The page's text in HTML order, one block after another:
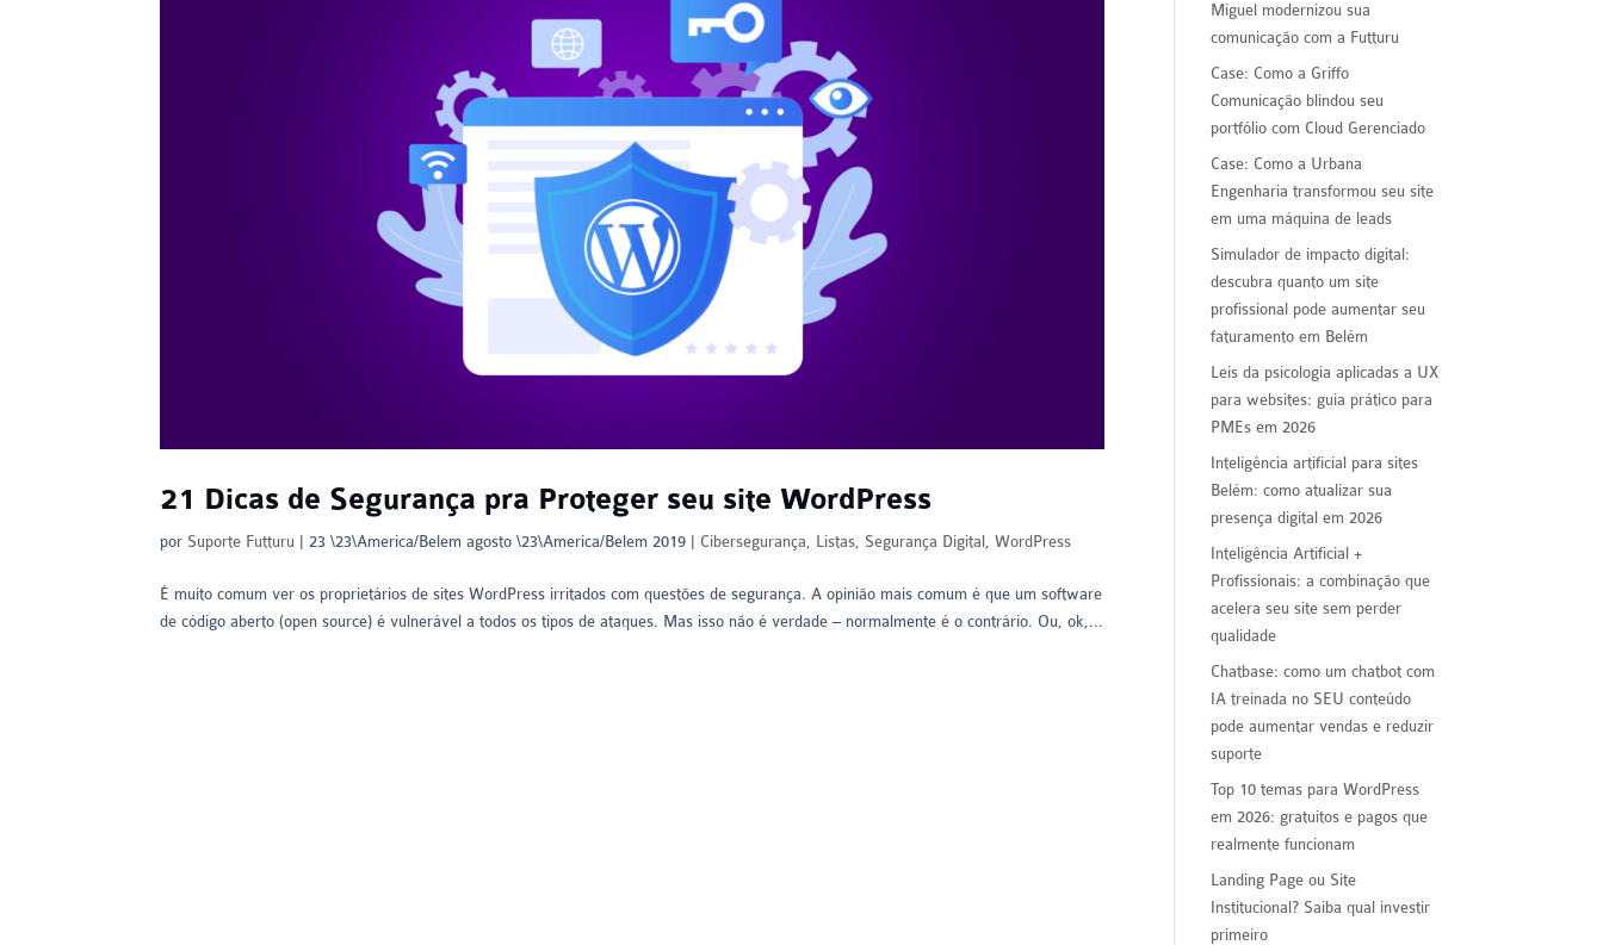
21 Dicas de Segurança pra Proteger seu site WordPress
por Suporte Futturu |23 \23\America/Belem agosto \23\America/Belem 2019 Cibersegurança, Listas, Segurança Digital ,WordPress
É muito comum ver os proprietários de sites WordPress irritados com questões de segurança. A opinião mais comum é que um software
de código aberto (open source) é vulnerável a todos os tipos de ataques. Mas isso não é verdade – normalmente é o contrário. Ou, ok,...
Miguel modernizou sua
comunicação com a Futturu
Case: Como a Griffo
Comunicação blindou seu
portfólio com Cloud Gerenciado
Case: Como a Urbana
Engenharia transformou seu site
em uma máquina de leads
Simulador de impacto digital:
descubra quanto um site
profissional pode aumentar seu
faturamento em Belém
Leis da psicologia aplicadas a UX
para websites: guia prático para
PMEs em 2026
Inteligência artificial para sites
Belém: como atualizar sua
presença digital em 2026
Inteligência Artificial +
Profissionais: a combinação que
acelera seu site sem perder
qualidade
Chatbase: como um chatbot com
IA treinada no SEU conteúdo
pode aumentar vendas e reduzir
suporte
Top 10 temas para WordPress
em 2026: gratuitos e pagos que
realmente funcionam
Landing Page ou Site
Institucional? Saiba qual investir
primeiro